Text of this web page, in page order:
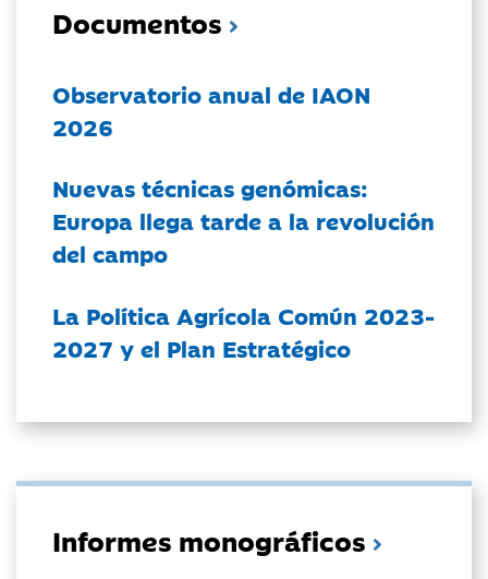
Documentos
Observatorio anual de IAON
2026
Nuevas técnicas genómicas:
Europa llega tarde a la revolución
del campo
La Política Agrícola Común 2023-
2027 y el Plan Estratégico
Informes monográficos